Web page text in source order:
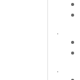
.
.